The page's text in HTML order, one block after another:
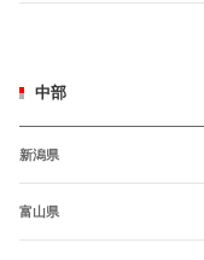
中部
新潟県
富山県